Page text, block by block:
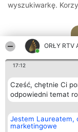
ORŁY RTV
17:12
Cześć, chętnie Ci
odpowiedni temat
Jestem Laureatem,
marketingowe
wyszukiwarkę.
Organizator plebiscytu
Bright Side Solutions sp. z o.
o. sp. k.